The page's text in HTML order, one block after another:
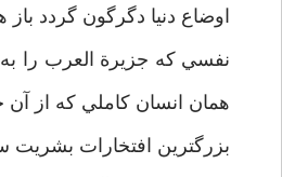
اوضاع دنيا دگرگون گردد
نفسي که جزيرة العرب را
همان انسان کاملي که از آن
بزرگترين افتخارات